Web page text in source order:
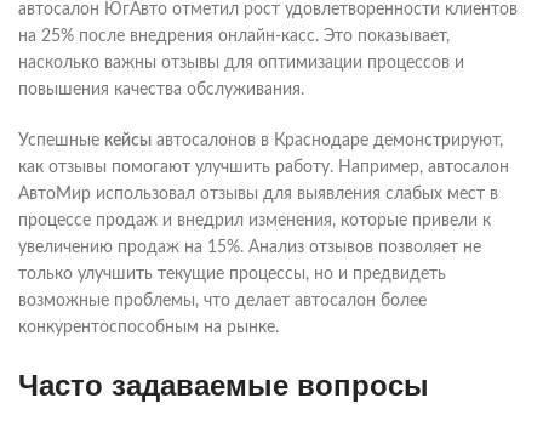
автосалон ЮгАвто отметил рост удовлетворенности клиентов
на 25% после внедрения онлайн-касс. Это показывает,
насколько важны отзывы для оптимизации процессов и
повышения качества обслуживания.
Успешные кейсы автосалонов в Краснодаре демонстрируют,
как отзывы помогают улучшить работу. Например, автосалон
АвтоМир использовал отзывы для выявления слабых мест в
процессе продаж и внедрил изменения, которые привели к
увеличению продаж на 15%. Анализ отзывов позволяет не
только улучшить текущие процессы, но и предвидеть
возможные проблемы, что делает автосалон более
конкурентоспособным на рынке.
Часто задаваемые вопросы